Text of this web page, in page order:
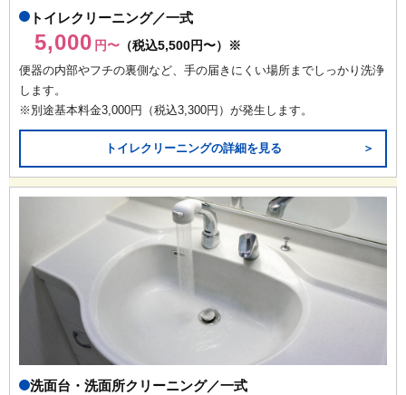
トイレクリーニング／一式
5,000 円〜 （税込5,500円〜）※
便器の内部やフチの裏側など、手の届きにくい場所までしっかり洗浄
します。
※別途基本料金3,000円（税込3,300円）が発生します。
トイレクリーニングの詳細を見る ＞
洗面台・洗面所クリーニング／一式